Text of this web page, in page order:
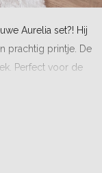
Aurelia set?! Hij
prachtig printje. De
Perfect voor de